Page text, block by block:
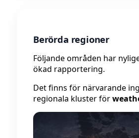
Berörda regioner
Följande områden har
ökad rapportering.
Det finns för närvarande
regionala kluster för